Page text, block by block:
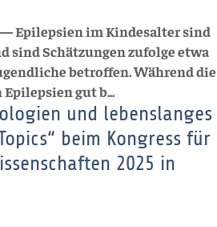
Epilepsien im Kindesalter sind
sind Schätzungen zufolge etwa
betroffen. Während die
gut b...
und lebenslanges
beim Kongress für
2025 in